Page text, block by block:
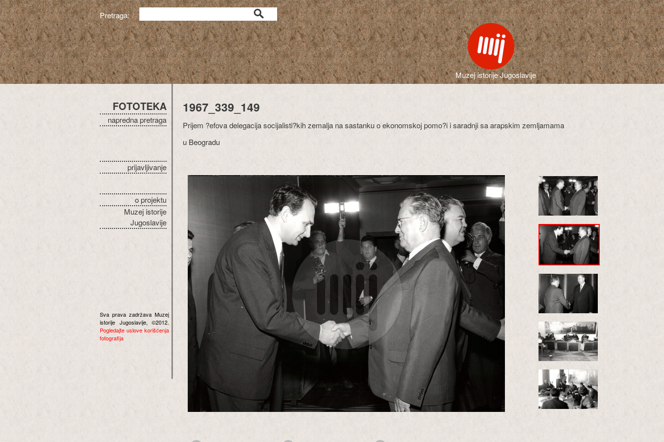
Pretraga:
Muzej istorije Jugoslavije
FOTOTEKA
napredna pretraga
prijavljivanje
o projektu
Muzej istorije
Jugoslavije
Sva prava zadržava Muzej
istorije Jugoslavije, ©2012.
Pogledajte uslove korišćenja
fotografija
1967_339_149
Prijem ?efova delegacija socijalisti?kih zemalja na sastanku o ekonomskoj pomo?i i saradnji sa arapskim zemljamama
u Beogradu